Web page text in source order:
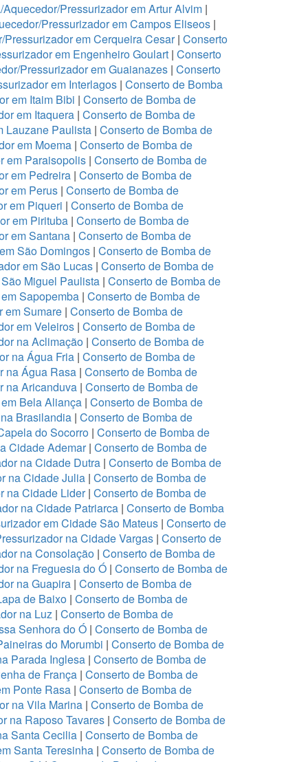
Pressurizador em Artur Alvim |
Pressurizador em Campos Eliseos |
em Cerqueira Cesar| Conserto
em Engenheiro Goulart | Conserto
Pressurizador em Guaianazes | Conserto
em Interlagos | Conserto de Bomba
em Itaim Bibi | Conserto de Bomba de
em Itaquera | Conserto de Bomba de
Lauzane Paulista | Conserto de Bomba de
em Moema| Conserto de Bomba de
em Paraisopolis| Conserto de Bomba de
em Pedreira| Conserto de Bomba de
em Perus| Conserto de Bomba de
em Piqueri | Conserto de Bomba de
em Pirituba | Conserto de Bomba de
em Santana| Conserto de Bomba de
São Domingos| Conserto de Bomba de
em São Lucas| Conserto de Bomba de
Miguel Paulista | Conserto de Bomba de
Sapopemba | Conserto de Bomba de
em Sumare | Conserto de Bomba de
em Veleiros| Conserto de Bomba de
na Aclimação| Conserto de Bomba de
na Água Fria | Conserto de Bomba de
na Água Rasa | Conserto de Bomba de
na Aricanduva| Conserto de Bomba de
Bela Aliança | Conserto de Bomba de
Brasilandia | Conserto de Bomba de
do Socorro | Conserto de Bomba de
Cidade Ademar| Conserto de Bomba de
na Cidade Dutra | Conserto de Bomba de
na Cidade Julia | Conserto de Bomba de
na Cidade Lider| Conserto de Bomba de
na Cidade Patriarca| Conserto de Bomba
em Cidade São Mateus | Conserto de
na Cidade Vargas | Conserto de
na Consolação | Conserto de Bomba de
na Freguesia do Ó | Conserto de Bomba de
na Guapira| Conserto de Bomba de
de Baixo | Conserto de Bomba de
na Luz | Conserto de Bomba de
Senhora do Ó| Conserto de Bomba de
do Morumbi | Conserto de Bomba de
Parada Inglesa | Conserto de Bomba de
de França | Conserto de Bomba de
Ponte Rasa | Conserto de Bomba de
na Vila Marina| Conserto de Bomba de
na Raposo Tavares| Conserto de Bomba de
Santa Cecilia| Conserto de Bomba de
Santa Teresinha | Conserto de Bomba de